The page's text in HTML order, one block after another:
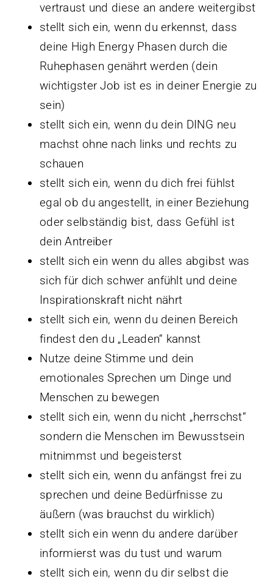
vertraust und diese an andere weitergibst
stellt sich ein, wenn du erkennst, dass
deine High Energy Phasen durch die
Ruhephasen genährt werden (dein
wichtigster Job ist es in deiner Energie zu
sein)
stellt sich ein, wenn du dein DING neu
machst ohne nach links und rechts zu
schauen
stellt sich ein, wenn du dich frei fühlst
egal ob du angestellt, in einer Beziehung
oder selbständig bist, dass Gefühl ist
dein Antreiber
stellt sich ein wenn du alles abgibst was
sich für dich schwer anfühlt und deine
Inspirationskraft nicht nährt
stellt sich ein, wenn du deinen Bereich
findest den du „Leaden“ kannst
Nutze deine Stimme und dein
emotionales Sprechen um Dinge und
Menschen zu bewegen
stellt sich ein, wenn du nicht „herrschst“
sondern die Menschen im Bewusstsein
mitnimmst und begeisterst
stellt sich ein, wenn du anfängst frei zu
sprechen und deine Bedürfnisse zu
äußern (was brauchst du wirklich)
stellt sich ein wenn du andere darüber
informierst was du tust und warum
stellt sich ein, wenn du dir selbst die